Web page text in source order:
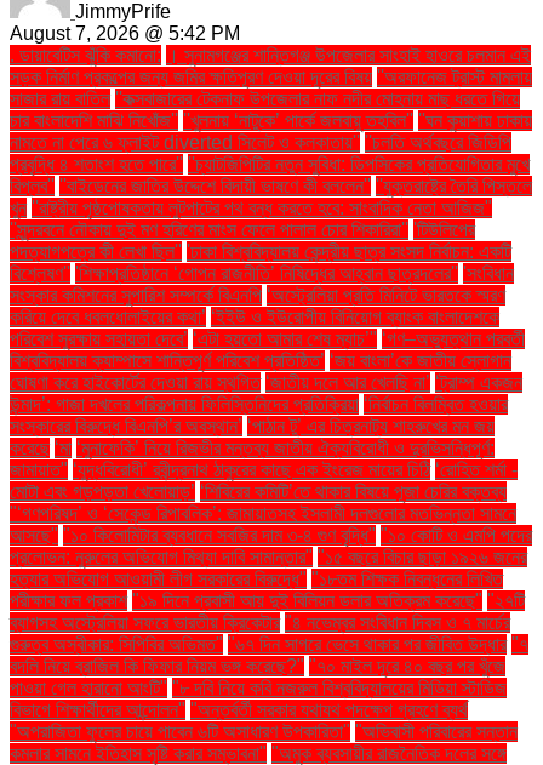
JimmyPrife
August 7, 2026 @ 5:42 PM
. ডায়াবেটিস ঝুঁকি কমানো:
। সুনামগঞ্জের শান্তিগঞ্জ উপজেলার সাংহাই হাওরে চলমান এই
সড়ক নির্মাণ প্রকল্পের জন্য জমির ক্ষতিপূরণ দেওয়া দূরের বিষয় ''অরফানেজ ট্রাস্ট মামলায়
সাজার রায় বাতিল ''কক্সবাজারের টেকনাফ উপজেলার নাফ নদীর মোহনায় মাছ ধরতে গিয়ে
চার বাংলাদেশি মাঝি নিখোঁজ'' ''খুলনায় ‘নাটুকে’ পার্কে জলবায়ু তহবিল'' ''ঘন কুয়াশায় ঢাকায়
নামতে না পেরে ৬ ফ্লাইট diverted সিলেট ও কলকাতায়'' ''চলতি অর্থবছরে জিডিপি
প্রবৃদ্ধি ৪ শতাংশ হতে পারে'' ''চ্যাটজিপিটির নতুন সুবিধা: ডিপসিকের প্রতিযোগিতার মুখে
বিপ্লব'' ''বাইডেনের জাতির উদ্দেশে বিদায়ী ভাষণে কী বললেন'' ''যুক্তরাষ্ট্রে তৈরি পিস্তলে
খুন ''রাষ্ট্রীয় পৃষ্ঠপোষকতায় লুটপাটের পথ বন্ধ করতে হবে: সাংবাদিক নেতা আজিজ"
''সুন্দরবনে নৌকায় দুই মণ হরিণের মাংস ফেলে পালাল চোর শিকারিরা'' 'টিউলিপের
পদত্যাগপত্রে কী লেখা ছিল'' 'ঢাকা বিশ্ববিদ্যালয় কেন্দ্রীয় ছাত্র সংসদ নির্বাচন: একটি
বিশ্লেষণ'' 'শিক্ষাপ্রতিষ্ঠানে ‘গোপন রাজনীতি’ নিষিদ্ধের আহ্বান ছাত্রদলের'' 'সংবিধান
সংস্কার কমিশনের সুপারিশ সম্পর্কে বিএনপি ‘অস্ট্রেলিয়া প্রতি মিনিটে ভারতকে স্মরণ
করিয়ে দেবে ধবলধোলাইয়ের কথা’ ‘ইইউ ও ইউরোপীয় বিনিয়োগ ব্যাংক বাংলাদেশকে
পরিবেশ সুরক্ষায় সহায়তা দেবে’ ‘এটা হয়তো আমার শেষ ম্যাচ’" ‘গণ–অভ্যুত্থান পরবর্তী
বিশ্ববিদ্যালয় ক্যাম্পাসে শান্তিপূর্ণ পরিবেশ প্রতিষ্ঠিত’ ‘জয় বাংলা’কে জাতীয় স্লোগান
ঘোষণা করে হাইকোর্টের দেওয়া রায় স্থগিত ‘জাতীয় দলে আর খেলছি না’ ‘ট্রাম্প একজন
উন্মাদ’: গাজা দখলের পরিকল্পনায় ফিলিস্তিনিদের প্রতিক্রিয়া ‘নির্বাচন বিলম্বিত হওয়ার
সংস্কারের বিরুদ্ধে বিএনপি’র অবস্থান’ ‘পাঠান টু’ এর চিত্রনাট্য শাহরুখের মন জয়
করেছে ‘মা ‘মুনাফেকি’ নিয়ে রিজভীর মন্তব্য জাতীয় ঐক্যবিরোধী ও দুরভিসন্ধিপূর্ণ:
জামায়াত" ‘যুদ্ধবিরোধী’ রবীন্দ্রনাথ ঠাকুরের কাছে এক ইংরেজ মায়ের চিঠি ‘রোহিত শর্মা -
মোটা এবং গড়পড়তা খেলোয়াড়’ ‘শিবিরের কমিটি’তে থাকার বিষয়ে পূজা চেরির বক্তব্য
"‘গণপরিষদ’ ও ‘সেকেন্ড রিপাবলিক’: জামায়াতসহ ইসলামী দলগুলোর মতভিন্নতা সামনে
আসছে" "১০ কিলোমিটার ব্যবধানে সবজির দাম ৩-৪ গুণ বৃদ্ধি" "১০ কোটি ও এমপি পদের
প্রলোভন: নুরুলের অভিযোগ মিথ্যা দাবি সামান্তার" "১৫ বছরে বিচার ছাড়া ১৯২৬ জনের
হত্যার অভিযোগ আওয়ামী লীগ সরকারের বিরুদ্ধে" "১৮তম শিক্ষক নিবন্ধনের লিখিত
পরীক্ষার ফল প্রকাশ "১৯ দিনে প্রবাসী আয় দুই বিলিয়ন ডলার অতিক্রম করেছে" "২৭টি
ব্যাগসহ অস্ট্রেলিয়া সফরে ভারতীয় ক্রিকেটার "৪ নভেম্বর সংবিধান দিবস ও ৭ মার্চের
গুরুত্ব অস্বীকার: সিপিবির অভিমত" "৬৭ দিন সাগরে ভেসে থাকার পর জীবিত উদ্ধার "৭
বদলি নিয়ে ব্রাজিল কি ফিফার নিয়ম ভঙ্গ করেছে?" "৭০ মাইল দূরে ৪০ বছর পর খুঁজে
পাওয়া গেল হারানো আংটি" "৮ দবি নিয়ে কবি নজরুল বিশ্ববিদ্যালয়ের মিডিয়া স্টাডিজ
বিভাগে শিক্ষার্থীদের আন্দোলন" "অন্তর্বর্তী সরকার যথাযথ পদক্ষেপ গ্রহণে ব্যর্থ
"অপরাজিতা ফুলের চায়ে পাবেন ৬টি অসাধারণ উপকারিতা" "অভিবাসী পরিবারের সন্তান
কমলার সামনে ইতিহাস সৃষ্টি করার সম্ভাবনা" "অমুক ব্যবসায়ীর রাজনৈতিক দলের সঙ্গে